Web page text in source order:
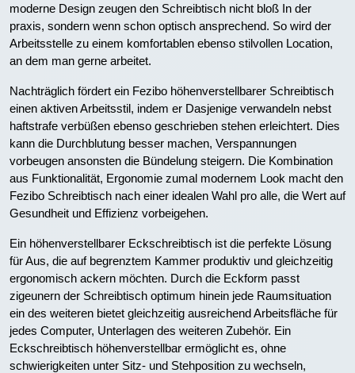
moderne Design zeugen den Schreibtisch nicht bloß In der
praxis, sondern wenn schon optisch ansprechend. So wird der
Arbeitsstelle zu einem komfortablen ebenso stilvollen Location,
an dem man gerne arbeitet.
Nachträglich fördert ein Fezibo höhenverstellbarer Schreibtisch
einen aktiven Arbeitsstil, indem er Dasjenige verwandeln nebst
haftstrafe verbüßen ebenso geschrieben stehen erleichtert. Dies
kann die Durchblutung besser machen, Verspannungen
vorbeugen ansonsten die Bündelung steigern. Die Kombination
aus Funktionalität, Ergonomie zumal modernem Look macht den
Fezibo Schreibtisch nach einer idealen Wahl pro alle, die Wert auf
Gesundheit und Effizienz vorbeigehen.
Ein höhenverstellbarer Eckschreibtisch ist die perfekte Lösung
für Aus, die auf begrenztem Kammer produktiv und gleichzeitig
ergonomisch ackern möchten. Durch die Eckform passt
zigeunern der Schreibtisch optimum hinein jede Raumsituation
ein des weiteren bietet gleichzeitig ausreichend Arbeitsfläche für
jedes Computer, Unterlagen des weiteren Zubehör. Ein
Eckschreibtisch höhenverstellbar ermöglicht es, ohne
schwierigkeiten unter Sitz- und Stehposition zu wechseln,